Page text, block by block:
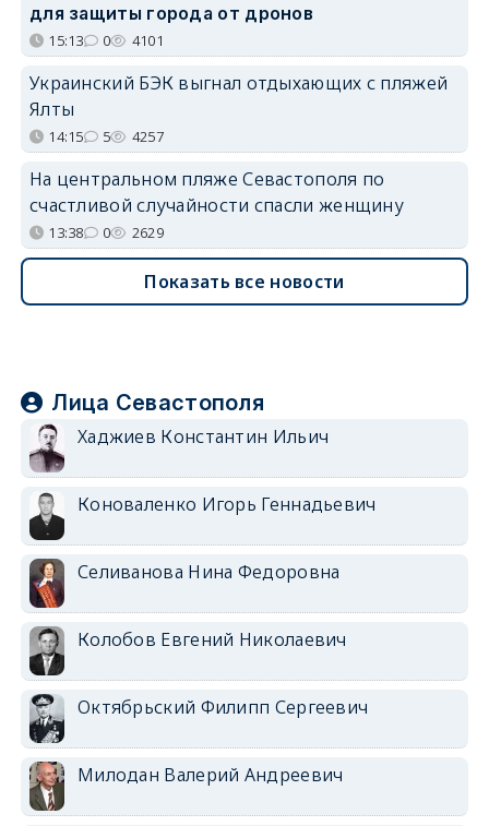
для защиты города от дронов
15:13 0 4101
Украинский БЭК выгнал отдыхающих с пляжей
Ялты
14:15 5 4257
На центральном пляже Севастополя по
счастливой случайности спасли женщину
13:38 0 2629
Показать все новости
Лица Севастополя
Хаджиев Константин Ильич
Коноваленко Игорь Геннадьевич
Селиванова Нина Федоровна
Колобов Евгений Николаевич
Октябрьский Филипп Сергеевич
Милодан Валерий Андреевич